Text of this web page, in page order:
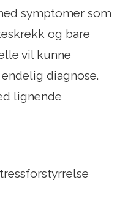
symptomer som
og bare
vil kunne
diagnose.
lignende